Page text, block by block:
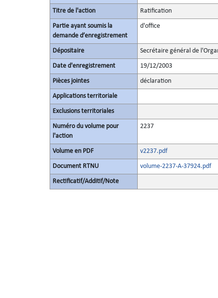
Titre de l'action Ratification
Partie ayant soumis la
demande d’enregistrement
d'office
Dépositaire Secrétaire général de
Date d'enregistrement 19/12/2003
Pièces jointes déclaration
Applications territoriale
Exclusions territoriales
Numéro du volume pour
l'action
2237
Volume en PDF v2237.pdf
Document RTNU volume-2237-A-37924.pdf
Rectificatif/Additif/Note